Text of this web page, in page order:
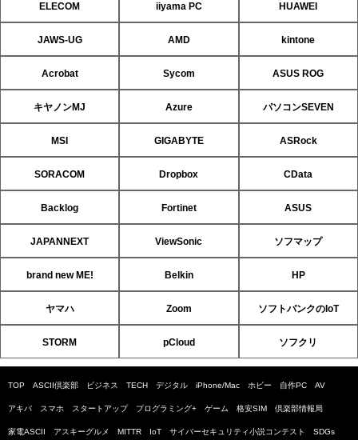
ELECOM iiyama PC HUAWEI
JAWS-UG AMD kintone
Acrobat Sycom ASUS ROG
キヤノンMJ Azure パソコンSEVEN
MSI GIGABYTE ASRock
SORACOM Dropbox CData
Backlog Fortinet ASUS
JAPANNEXT ViewSonic ソフマップ
brand new ME! Belkin HP
ヤマハ Zoom ソフトバンクのIoT
STORM pCloud ソフクリ
TOP ASCII倶楽部 ビジネス TECH デジタル iPhone/Mac ホビー 自作PC AV
アキバ スマホ スタートアップ プログラミング+ ゲーム 格安SIM 倶楽部情報局
家電ASCII アスキーグルメ MITTR IoT サイバーセキュリティ小説コンテスト SDGs